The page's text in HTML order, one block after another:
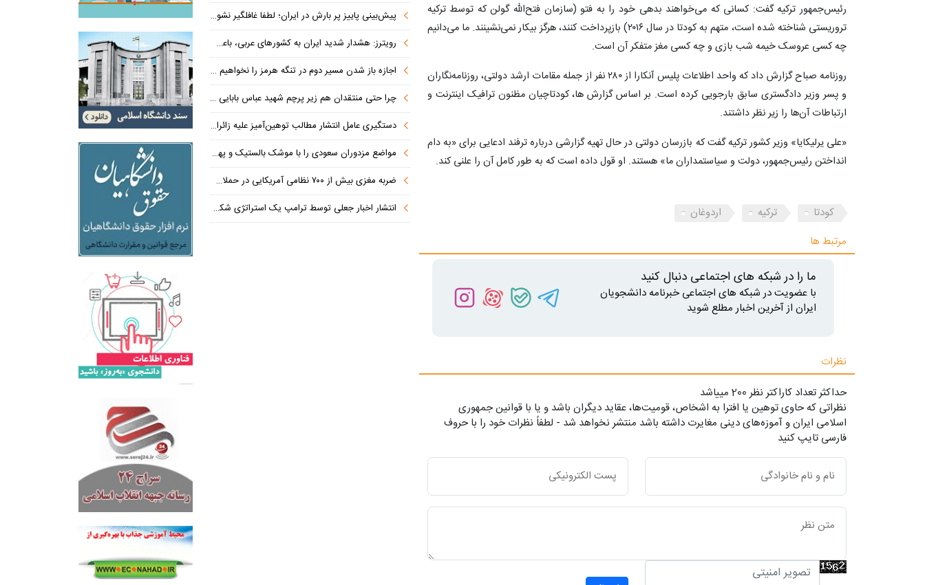
رئیس‌جمهور ترکیه گفت: کسانی که می‌خواهند بدهی خود را به فتو (سازمان فتح‌الله گولن که توسط ترکیه
تروریستی شناخته شده است، متهم به کودتا در سال ۲۰۱۶) بازپرداخت کنند، هرگز بیکار نمی‌نشینند. ما می‌دانیم
چه کسی عروسک خیمه شب بازی و چه کسی مغز متفکر آن است.
روزنامه صباح گزارش داد که واحد اطلاعات پلیس آنکارا از ۲۸۰ نفر از جمله مقامات ارشد دولتی، روزنامه‌نگاران
و پسر وزیر دادگستری سابق بارجویی کرده است. بر اساس گزارش ها، کودتاچیان مظنون ترافیک اینترنت و
ارتباطات آن‌ها را زیر نظر داشتند.
«علی یرلیکایا» وزیر کشور ترکیه گفت که بازرسان دولتی در حال تهیه گزارشی درباره ترفند ادعایی برای «به دام
انداختن رئیس‌جمهور، دولت و سیاستمداران ما» هستند. او قول داده است که به طور کامل آن را علنی کند.
کودتا ترکیه
اردوغان
مرتبط ها
ما را در شبکه های اجتماعی دنبال کنید
با عضویت در شبکه های اجتماعی خبرنامه دانشجویان
ایران از آخرین اخبار مطلع شوید
نظرات
حداکثر تعداد کاراکتر نظر 200 ميياشد
نظراتی که حاوی توهین یا افترا به اشخاص، قومیت‌ها، عقاید دیگران باشد و یا با قوانین جمهوری
اسلامی ایران و آموزه‌های دینی مغایرت داشته باشد منتشر نخواهد شد - لطفاً نظرات خود را با حروف
فارسی تایپ کنید
پیش‌بینی پاییز پر بارش در ایران؛ لطفا غافلگیر نشوید
رویترز: هشدار شدید ایران به کشورهای عربی، باعث توقف حمله آمریکا شد
اجازه باز شدن مسیر دوم در تنگه هرمز را نخواهیم داد
چرا حتی منتقدان هم زیر پرچم شهید عباس بابایی ایستادند؟
دستگیری عامل انتشار مطالب توهین‌آمیز علیه زائران اربعین در فضای مجازی
مواضع مزدوران سعودی را با موشک بالستیک و پهپاد در هم شکستیم
ضربه مغزی بیش از ۷۰۰ نظامی آمریکایی در حملات ایران
انتشار اخبار جعلی توسط ترامپ یک استراتژی شکست خورده است